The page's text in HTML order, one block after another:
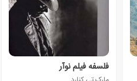
فلسفه فیلم نوآر